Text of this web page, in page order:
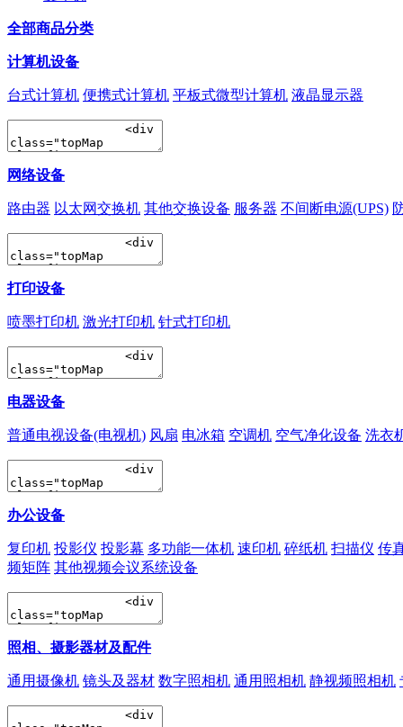
全部商品分类
计算机设备
台式计算机 便携式计算机 平板式微型计算机 液晶显示器
网络设备
路由器 以太网交换机 其他交换设备 服务器 不间断电源(UPS)
打印设备
喷墨打印机 激光打印机 针式打印机
电器设备
普通电视设备(电视机) 风扇 电冰箱 空调机 空气净化设备 洗衣
办公设备
复印机 投影仪 投影幕 多功能一体机 速印机 碎纸机 扫描仪 传
频矩阵 其他视频会议系统设备
照相、摄影器材及配件
通用摄像机 镜头及器材 数字照相机 通用照相机 静视频照相机